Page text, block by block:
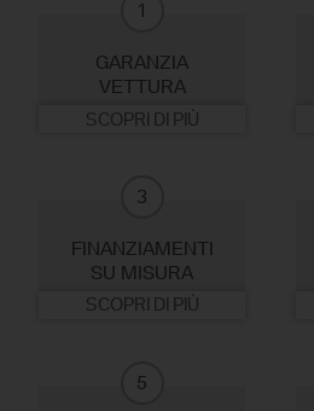
1
GARANZIA
VETTURA
SCOPRI DI PIÙ
3
FINANZIAMENTI
SU MISURA
SCOPRI DI PIÙ
5